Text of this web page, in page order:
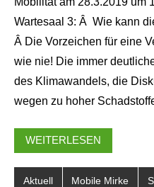
Wartesaal 3: Â Wie kann
Â Die Vorzeichen für eine
wie nie! Die immer
des Klimawandels, die
wegen zu hoher
WEITERLESEN
Aktuell Mobile Mirke